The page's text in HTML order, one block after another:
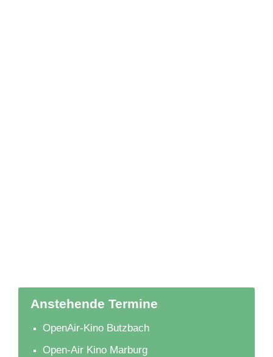
Anstehende Termine
OpenAir-Kino Butzbach
Open-Air Kino Marburg